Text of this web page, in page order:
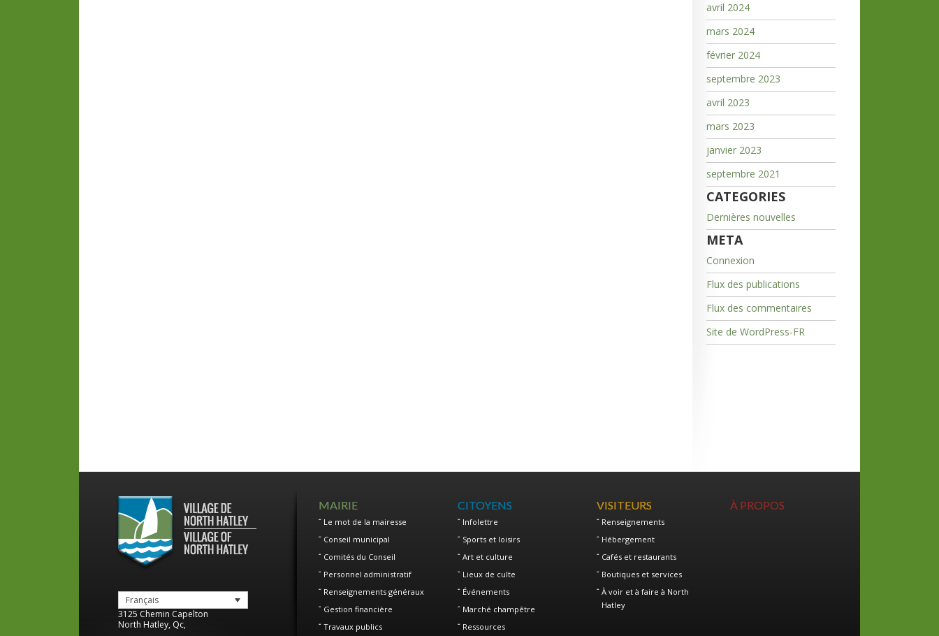
avril 2024
mars 2024
février 2024
septembre 2023
avril 2023
mars 2023
janvier 2023
septembre 2021
CATEGORIES
Dernières nouvelles
META
Connexion
Flux des publications
Flux des commentaires
Site de WordPress-FR
Français
3125 Chemin Capelton
North Hatley, Qc,
MAIRIE
Le mot de la mairesse
Conseil municipal
Comités du Conseil
Personnel administratif
Renseignements généraux
Gestion financière
Travaux publics
CITOYENS
Infolettre
Sports et loisirs
Art et culture
Lieux de culte
Événements
Marché champêtre
Ressources
VISITEURS
Renseignements
Hébergement
Cafés et restaurants
Boutiques et services
À voir et à faire à North
Hatley
À PROPOS